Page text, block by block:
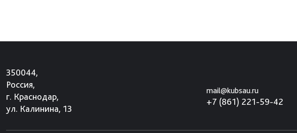
350044,
Россия,
г. Краснодар,
ул. Калинина, 13
mail@kubsau.ru
+7 (861) 221-59-42